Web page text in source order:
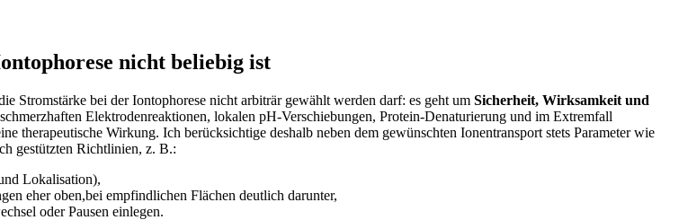
nicht beliebig‍ ist
Stromstärke‍ bei der Iontophorese nicht arbiträr gewählt werden darf: es geht um Sicherheit, Wirksamkeit und
Elektrodenreaktionen, lokalen pH-Verschiebungen, ⁣Protein‑Denaturierung und im Extremfall
therapeutische ⁢Wirkung. Ich berücksichtige deshalb⁢ neben ⁤dem gewünschten Ionentransport stets Parameter wie
gestützten Richtlinien, z. B.:
Lokalisation),
eher oben,bei empfindlichen Flächen deutlich darunter,
oder Pausen einlegen.